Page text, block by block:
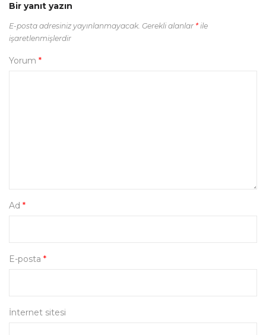
Bir yanıt yazın
E-posta adresiniz yayınlanmayacak. Gerekli alanlar *ile
işaretlenmişlerdir
Yorum *
Ad *
E-posta *
İnternet sitesi